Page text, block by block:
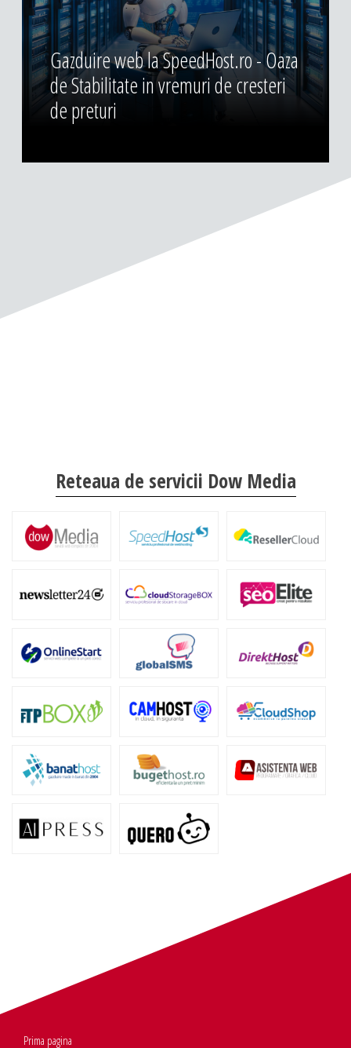
Gazduire web la SpeedHost.ro - Oaza
de Stabilitate in vremuri de cresteri
de preturi
Reteaua de servicii Dow Media
Prima pagina